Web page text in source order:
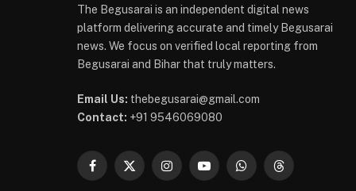
The Begusarai is an independent digital news
platform delivering accurate and timely Begusarai
news. We focus on verified local reporting from
Begusarai and Bihar that truly matters.
Email Us: thebegusarai@gmail.com
Contact: +91 9546069080
Facebook
X
InstagramYouTubeWhatsAppThreads